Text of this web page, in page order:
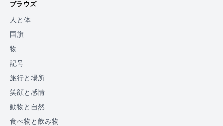
ブラウズ
人と体
国旗
物
記号
旅行と場所
笑顔と感情
動物と自然
食べ物と飲み物